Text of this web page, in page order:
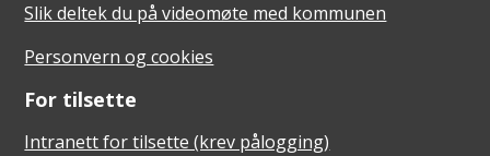
Slik deltek du på videomøte med kommunen
Personvern og cookies
For tilsette
Intranett for tilsette (krev pålogging)